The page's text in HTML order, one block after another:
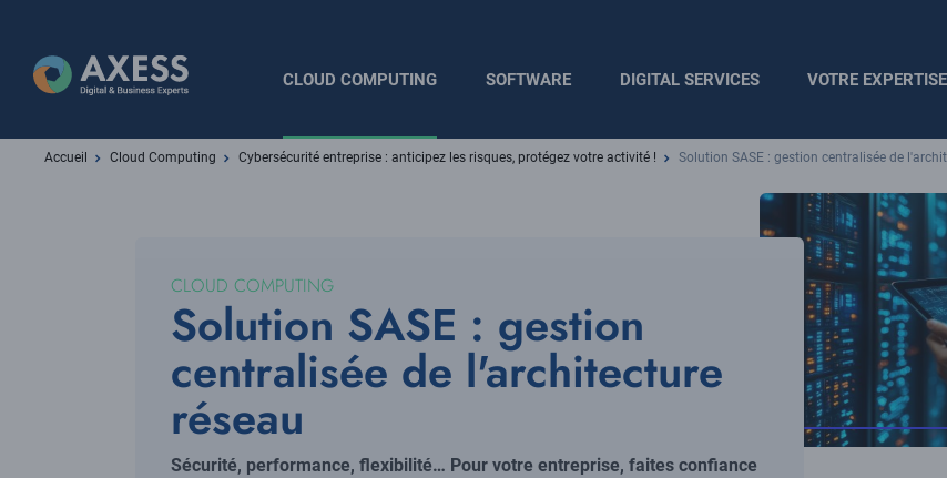
contenu
principal
principale
CLOUD COMPUTING SOFTWARE DIGITAL SERVICES VOTRE EXPERTISE
Accueil Cloud Computing Cybersécurité entreprise : anticipez les risques, protégez votre activité ! Solution SASE : gestion centralisée de
CLOUD COMPUTING
Solution SASE : gestion
centralisée de l'architecture
réseau
Sécurité, performance, flexibilité… Pour votre entreprise, faites confiance